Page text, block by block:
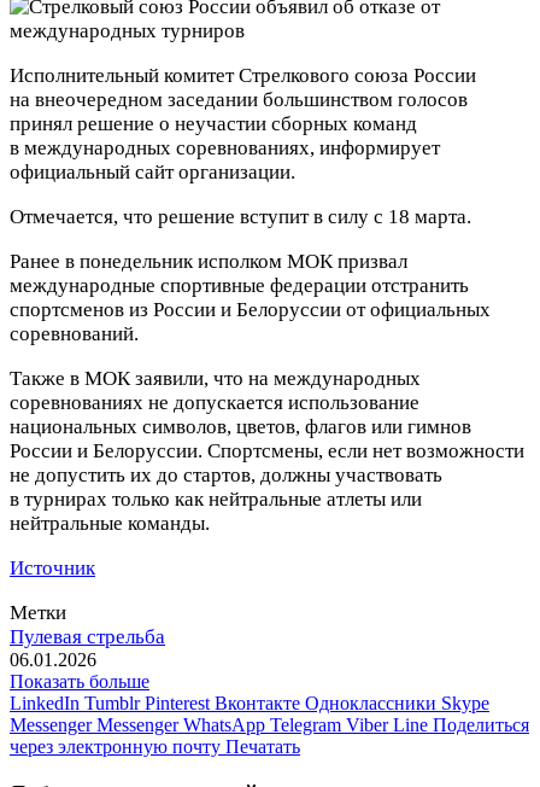
Исполнительный комитет Стрелкового союза России
на внеочередном заседании большинством голосов
принял решение о неучастии сборных команд
в международных соревнованиях, информирует
официальный сайт организации.
Отмечается, что решение вступит в силу с 18 марта.
Ранее в понедельник исполком МОК призвал
международные спортивные федерации отстранить
спортсменов из России и Белоруссии от официальных
соревнований.
Также в МОК заявили, что на международных
соревнованиях не допускается использование
национальных символов, цветов, флагов или гимнов
России и Белоруссии. Спортсмены, если нет возможности
не допустить их до стартов, должны участвовать
в турнирах только как нейтральные атлеты или
нейтральные команды.
Источник
Метки
Пулевая стрельба
06.01.2026
Показать больше
LinkedIn Tumblr Pinterest Вконтакте Одноклассники Skype
Messenger Messenger WhatsApp Telegram Viber Line Поделиться
через электронную почту Печатать